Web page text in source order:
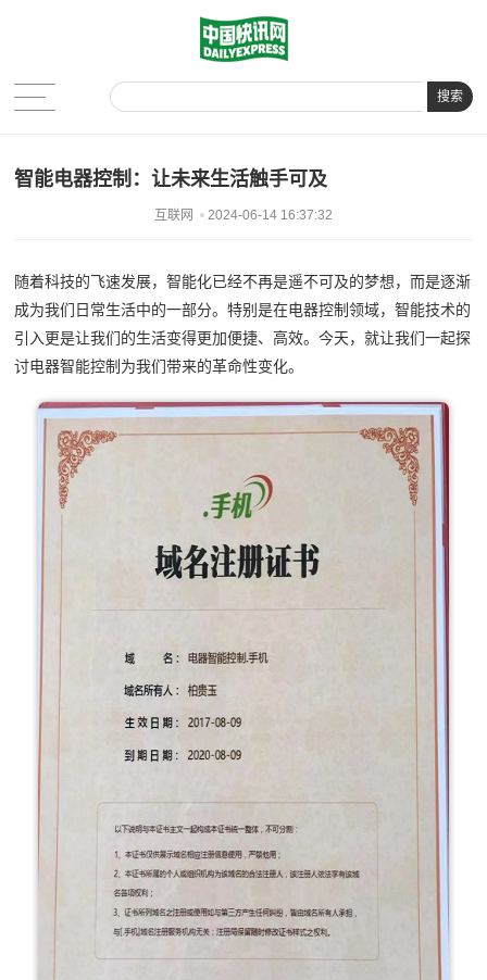
搜索
智能电器控制：让未来生活触手可及
互联网 2024-06-14 16:37:32
随着科技的飞速发展，智能化已经不再是遥不可及的梦想，而是逐渐
成为我们日常生活中的一部分。特别是在电器控制领域，智能技术的
引入更是让我们的生活变得更加便捷、高效。今天，就让我们一起探
讨电器智能控制为我们带来的革命性变化。